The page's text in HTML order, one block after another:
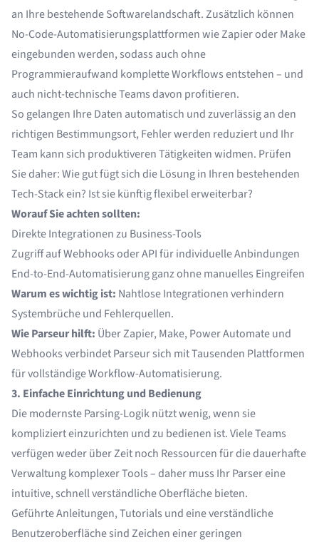
an Ihre bestehende Softwarelandschaft. Zusätzlich können
No-Code-Automatisierungsplattformen wie Zapier oder Make
eingebunden werden, sodass auch ohne
Programmieraufwand komplette Workflows entstehen – und
auch nicht-technische Teams davon profitieren.
So gelangen Ihre Daten automatisch und zuverlässig an den
richtigen Bestimmungsort, Fehler werden reduziert und Ihr
Team kann sich produktiveren Tätigkeiten widmen. Prüfen
Sie daher: Wie gut fügt sich die Lösung in Ihren bestehenden
Tech-Stack ein? Ist sie künftig flexibel erweiterbar?
Worauf Sie achten sollten:
Direkte Integrationen zu Business-Tools
Zugriff auf Webhooks oder API für individuelle Anbindungen
End-to-End-Automatisierung ganz ohne manuelles Eingreifen
Warum es wichtig ist: Nahtlose Integrationen verhindern
Systembrüche und Fehlerquellen.
Wie Parseur hilft: ÜberZapier, Make, Power Automateund
Webhooksverbindet Parseur sich mit Tausenden Plattformen
für vollständige Workflow-Automatisierung.
3. Einfache Einrichtung und Bedienung
Die modernste Parsing-Logik nützt wenig, wenn sie
kompliziert einzurichten und zu bedienen ist. Viele Teams
verfügen weder über Zeit noch Ressourcen für die dauerhafte
Verwaltung komplexer Tools – daher muss Ihr Parser eine
intuitive, schnell verständliche Oberfläche bieten.
Geführte Anleitungen, Tutorials und eine verständliche
Benutzeroberfläche sind Zeichen einer geringen